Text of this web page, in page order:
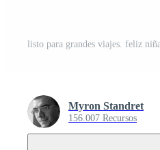
Myron Standret
156.007 Recursos